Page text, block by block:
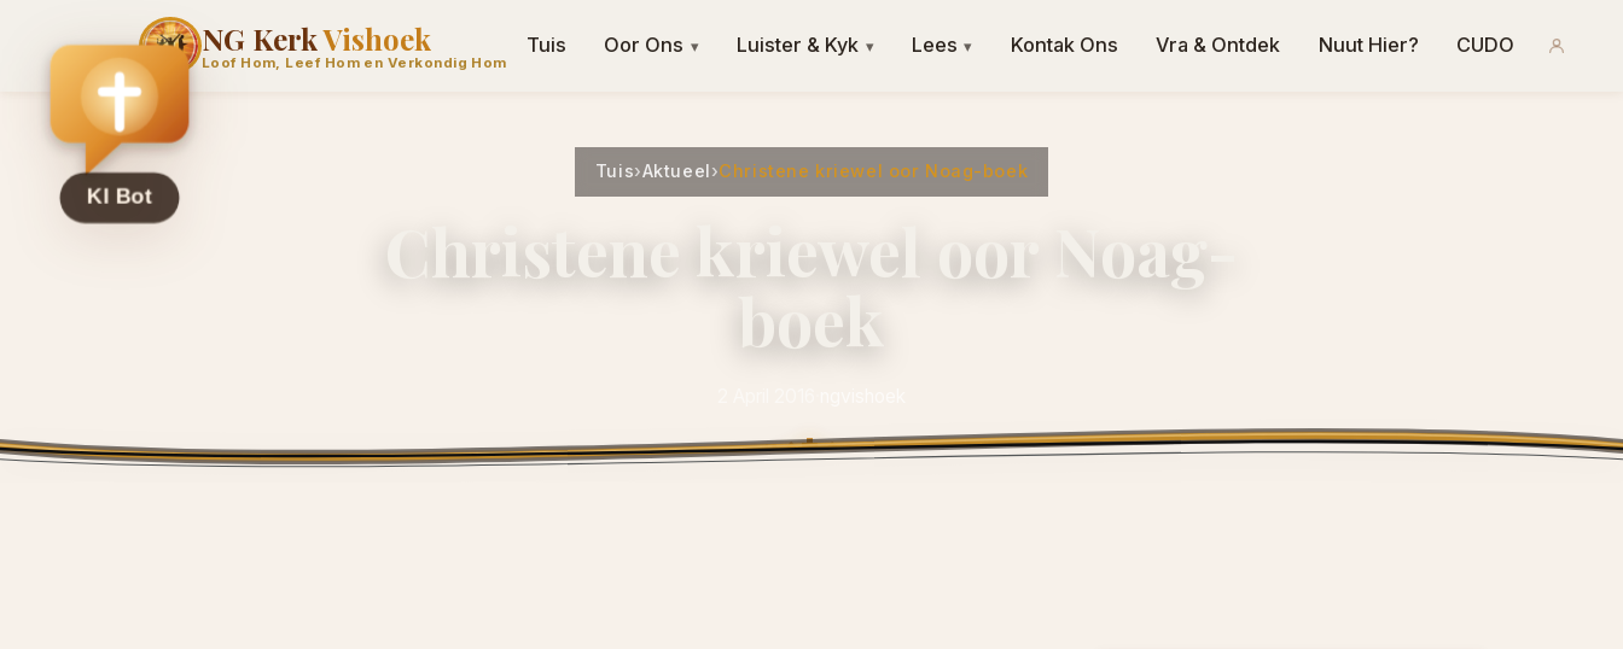
NG KerkVishoek
Loof Hom, Leef Hom en Verkondig Hom
Tuis Oor Ons ▾ Luister & Kyk ▾ Lees ▾ Kontak Ons Vra & Ontdek Nuut Hier? CUDO
Tuis›Aktueel›Christene kriewel oor Noag-boek
Christene kriewel oor Noag-
boek